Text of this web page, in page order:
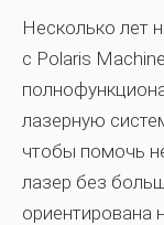
Несколько лет
с Polaris
лазерную
чтобы помочь
лазер без
ориентирована